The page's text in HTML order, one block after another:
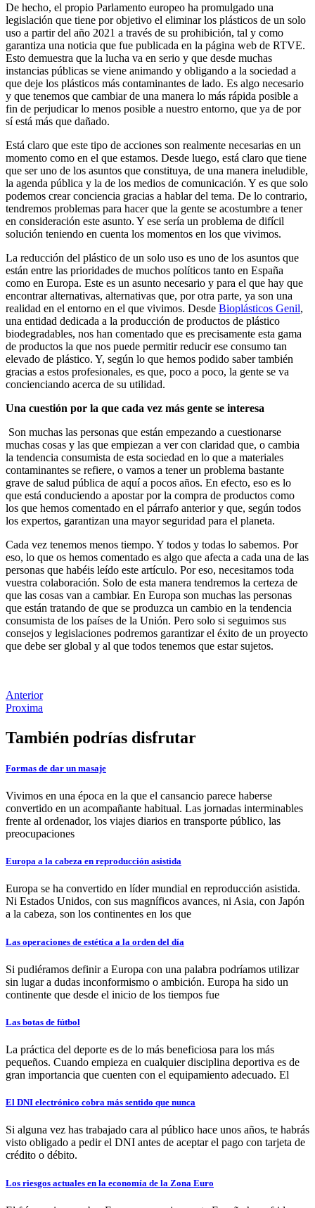
De hecho, el propio Parlamento europeo ha promulgado una
legislación que tiene por objetivo el eliminar los plásticos de un solo
uso a partir del año 2021 a través de su prohibición, tal y como
garantiza una noticia que fue publicada en la página web de RTVE.
Esto demuestra que la lucha va en serio y que desde muchas
instancias públicas se viene animando y obligando a la sociedad a
que deje los plásticos más contaminantes de lado. Es algo necesario
y que tenemos que cambiar de una manera lo más rápida posible a
fin de perjudicar lo menos posible a nuestro entorno, que ya de por
sí está más que dañado.
Está claro que este tipo de acciones son realmente necesarias en un
momento como en el que estamos. Desde luego, está claro que tiene
que ser uno de los asuntos que constituya, de una manera ineludible,
la agenda pública y la de los medios de comunicación. Y es que solo
podemos crear conciencia gracias a hablar del tema. De lo contrario,
tendremos problemas para hacer que la gente se acostumbre a tener
en consideración este asunto. Y ese sería un problema de difícil
solución teniendo en cuenta los momentos en los que vivimos.
La reducción del plástico de un solo uso es uno de los asuntos que
están entre las prioridades de muchos políticos tanto en España
como en Europa. Este es un asunto necesario y para el que hay que
encontrar alternativas, alternativas que, por otra parte, ya son una
realidad en el entorno en el que vivimos. Desde Bioplásticos Genil,
una entidad dedicada a la producción de productos de plástico
biodegradables, nos han comentado que es precisamente esta gama
de productos la que nos puede permitir reducir ese consumo tan
elevado de plástico. Y, según lo que hemos podido saber también
gracias a estos profesionales, es que, poco a poco, la gente se va
concienciando acerca de su utilidad.
Una cuestión por la que cada vez más gente se interesa
Son muchas las personas que están empezando a cuestionarse
muchas cosas y las que empiezan a ver con claridad que, o cambia
la tendencia consumista de esta sociedad en lo que a materiales
contaminantes se refiere, o vamos a tener un problema bastante
grave de salud pública de aquí a pocos años. En efecto, eso es lo
que está conduciendo a apostar por la compra de productos como
los que hemos comentado en el párrafo anterior y que, según todos
los expertos, garantizan una mayor seguridad para el planeta.
Cada vez tenemos menos tiempo. Y todos y todas lo sabemos. Por
eso, lo que os hemos comentado es algo que afecta a cada una de las
personas que habéis leído este artículo. Por eso, necesitamos toda
vuestra colaboración. Solo de esta manera tendremos la certeza de
que las cosas van a cambiar. En Europa son muchas las personas
que están tratando de que se produzca un cambio en la tendencia
consumista de los países de la Unión. Pero solo si seguimos sus
consejos y legislaciones podremos garantizar el éxito de un proyecto
que debe ser global y al que todos tenemos que estar sujetos.
Anterior
Proxima
También podrías disfrutar
Formas de dar un masaje
Vivimos en una época en la que el cansancio parece haberse
convertido en un acompañante habitual. Las jornadas interminables
frente al ordenador, los viajes diarios en transporte público, las
preocupaciones
Europa a la cabeza en reproducción asistida
Europa se ha convertido en líder mundial en reproducción asistida.
Ni Estados Unidos, con sus magníficos avances, ni Asia, con Japón
a la cabeza, son los continentes en los que
Las operaciones de estética a la orden del día
Si pudiéramos definir a Europa con una palabra podríamos utilizar
sin lugar a dudas inconformismo o ambición. Europa ha sido un
continente que desde el inicio de los tiempos fue
Las botas de fútbol
La práctica del deporte es de lo más beneficiosa para los más
pequeños. Cuando empieza en cualquier disciplina deportiva es de
gran importancia que cuenten con el equipamiento adecuado. El
El DNI electrónico cobra más sentido que nunca
Si alguna vez has trabajado cara al público hace unos años, te habrás
visto obligado a pedir el DNI antes de aceptar el pago con tarjeta de
crédito o débito.
Los riesgos actuales en la economía de la Zona Euro